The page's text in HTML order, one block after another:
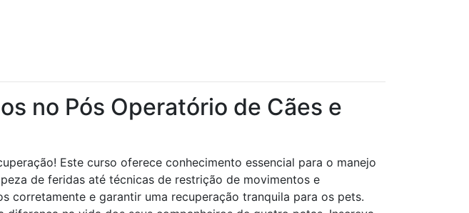
no Pós Operatório de Cães e
Este curso oferece conhecimento essencial para o manejo
de feridas até técnicas de restrição de movimentos e
corretamente e garantir uma recuperação tranquila para os pets.